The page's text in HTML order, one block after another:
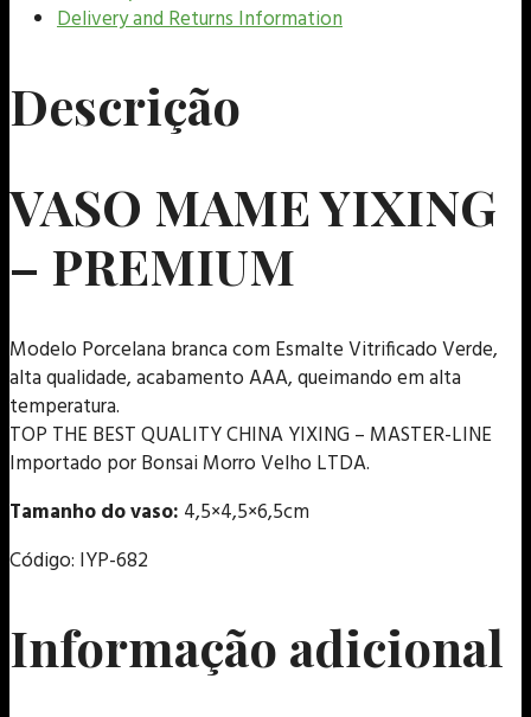
Delivery and Returns Information
Descrição
VASO MAME YIXING
– PREMIUM
Modelo Porcelana branca com Esmalte Vitrificado Verde,
alta qualidade, acabamento AAA, queimando em alta
temperatura.
TOP THE BEST QUALITY CHINA YIXING – MASTER-LINE
Importado por Bonsai Morro Velho LTDA.
Tamanho do vaso: 4,5×4,5×6,5cm
Código: IYP-682
Informação adicional